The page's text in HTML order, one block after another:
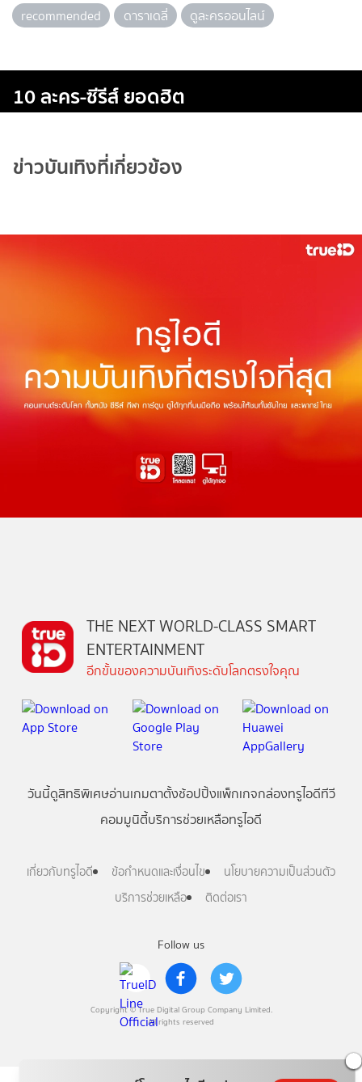
recommended
ดาราเดลี่ ดูละครออนไลน์
10 ละคร-ซีรีส์ ยอดฮิต
ข่าวบันเทิงที่เกี่ยวข้อง
Follow us
Copyright © True Digital Group Company Limited.
All rights reserved
THE NEXT WORLD-CLASS SMART
ENTERTAINMENT
อีกขั้นของความบันเทิงระดับโลกตรงใจคุณ
วันนี้ดูสิทธิพิเศษอ่านเกมตาตั้งช้อปปิ้งแพ็กเกจกล่องทรูไอดีทีวี
คอมมูนิตี้บริการช่วยเหลือทรูไอดี
เกี่ยวกับทรูไอดี ข้อกำหนดและเงื่อนไข
นโยบายความเป็นส่วนตัว
บริการช่วยเหลือ
ติดต่อเรา